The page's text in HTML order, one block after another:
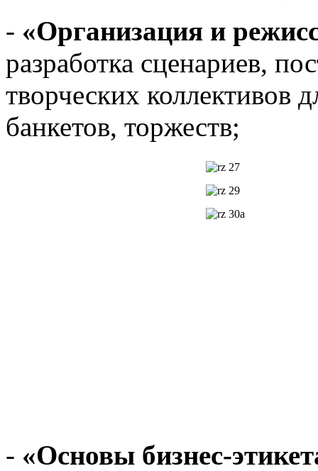
- «Организация и
разработка сценариев,
творческих коллективов
банкетов, торжеств;
- «Основы бизнес-